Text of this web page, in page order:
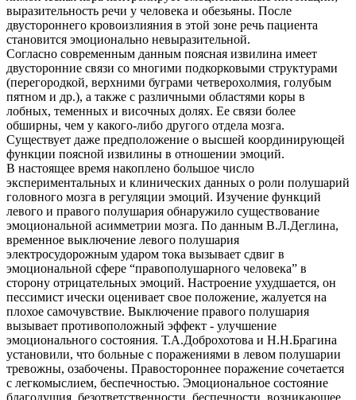
выразительность речи у человека и обезьяны. После
двустороннего кровоизлияния в этой зоне речь пациента
становится эмоционально невыразительной.
Согласно современным данным поясная извилина имеет
двусторонние связи со многими подкорковыми структурами
(перегородкой, верхними буграми четверохолмия, голубым
пятном и др.), а также с различными областями коры в
лобных, теменных и височных долях. Ее связи более
обширны, чем у какого-либо другого отдела мозга.
Существует даже предположение о высшей координирующей
функции поясной извилины в отношении эмоций.
В настоящее время накоплено большое число
экспериментальных и клинических данных о роли полушарий
головного мозга в регуляции эмоций. Изучение функций
левого и правого полушария обнаружило существование
эмоциональной асимметрии мозга. По данным В.Л.Деглина,
временное выключение левого полушария
электросудорожным ударом тока вызывает сдвиг в
эмоциональной сфере “правополушарного человека” в
сторону отрицательных эмоций. Настроение ухудшается, он
пессимист ически оценивает свое положение, жалуется на
плохое самочувствие. Выключение правого полушария
вызывает противоположный эффект - улучшение
эмоционального состояния. Т.А.Доброхотова и Н.Н.Брагина
установили, что больные с поражениями в левом полушарии
тревожны, озабочены. Правостороннее поражение сочетается
с легкомыслием, беспечностью. Эмоциональное состояние
благодушия, безответственности, беспечности, возникающее